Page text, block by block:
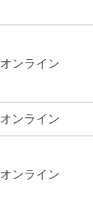
オンライン
オンライン
オンライン